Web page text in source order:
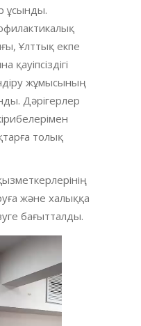
ұсынды.
Ұлттық екпе
қауіпсіздігі
жұмысының
Дәрігерлер
толық
және халыққа
бағытталды.